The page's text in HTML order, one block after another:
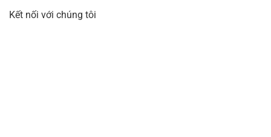
Kết nối với chúng tôi